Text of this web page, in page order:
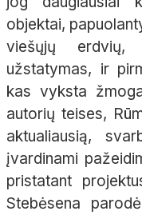
objektai,
viešųjų erdvių,
užstatymas, ir
kas vyksta
autorių teises,
aktualiausią,
įvardinami
pristatant
Stebėsena